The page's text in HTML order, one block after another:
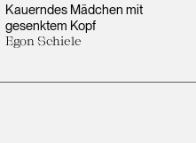
Kauerndes Mädchen mit
gesenktem Kopf
Egon Schiele